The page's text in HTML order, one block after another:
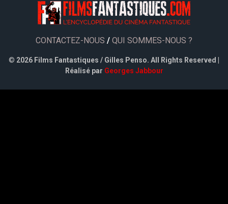
CONTACTEZ-NOUS / QUI SOMMES-NOUS ?
© 2026 Films Fantastiques / Gilles Penso. All Rights Reserved |
Réalisé par Georges Jabbour